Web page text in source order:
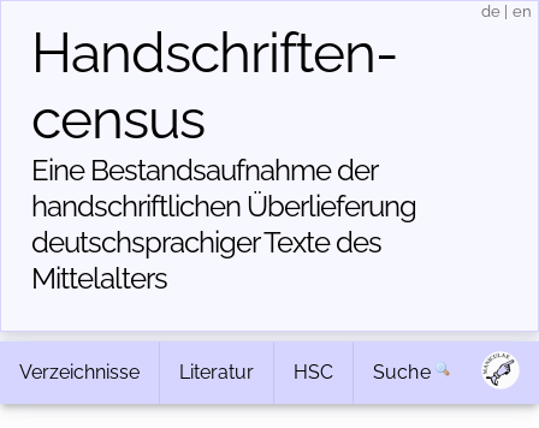
Handschriften­
census
Eine Bestandsaufnahme der
handschriftlichen Über­lieferung
deutschsprachiger Texte des
Mittelalters
de en
Verzeichnisse Literatur HSC Suche